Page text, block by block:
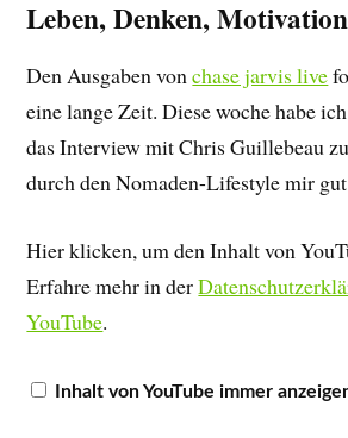
Leben, Denken, Motivation
Den Ausgaben vonchase jarvis live
eine lange Zeit. Diese woche habe
das Interview mit Chris Guillebeau
durch den Nomaden-Lifestyle mir
Hier klicken, um den Inhalt von
Erfahre mehr in der
YouTube.
Inhalt von YouTube immer